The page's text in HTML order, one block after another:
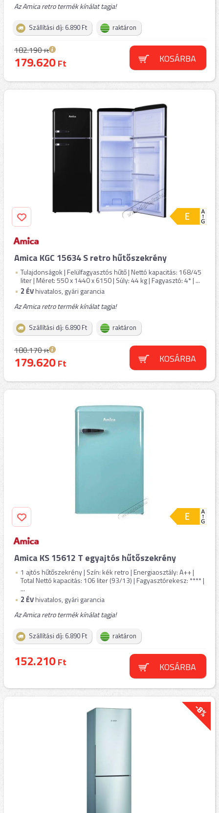
Az Amica retro termék kínálat tagja!
Szállítási díj: 6.890 Ft raktáron
182.190Ft
179.620Ft KOSÁRBA
Amica KGC 15634 S retro hűtőszekrény
Tulajdonságok | Felülfagyasztós hűtő | Nettó kapacitás: 168/45
liter | Méret: 550 x 1440 x 6150 | Súly: 44 kg | Fagyasztó: 4* | ...
2 ÉVhivatalos, gyári garancia
Az Amica retro termék kínálat tagja!
Szállítási díj: 6.890 Ft raktáron
180.170Ft
179.620Ft KOSÁRBA
Amica KS 15612 T egyajtós hűtőszekrény
1 ajtós hűtőszekrény | Szín: kék retro | Energiaosztály: A++ |
Total Nettó kapacitás: 106 liter (93/13) | Fagyasztórekesz: **** |
...
2 ÉVhivatalos, gyári garancia
Az Amica retro termék kínálat tagja!
Szállítási díj: 6.890 Ft raktáron
152.210Ft KOSÁRBA
-8%